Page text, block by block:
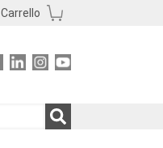
Carrello